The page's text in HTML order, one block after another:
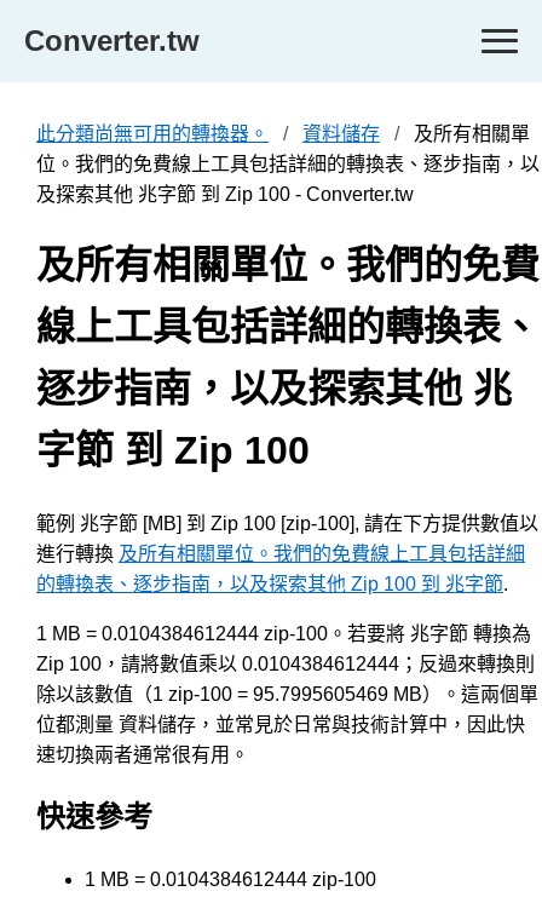
Converter.tw
此分類尚無可用的轉換器。 資料儲存
及所有相關單
位。我們的免費線上工具包括詳細的轉換表、逐步指南，以
及探索其他 兆字節 到 Zip 100 - Converter.tw
及所有相關單位。我們的免費
線上工具包括詳細的轉換表、
逐步指南，以及探索其他 兆
字節 到 Zip 100
範例 兆字節 [MB] 到 Zip 100 [zip-100], 請在下方提供數值以
進行轉換 及所有相關單位。我們的免費線上工具包括詳細
的轉換表、逐步指南，以及探索其他 Zip 100 到 兆字節.
1 MB = 0.0104384612444 zip-100。若要將 兆字節 轉換為
Zip 100，請將數值乘以 0.0104384612444；反過來轉換則
除以該數值（1 zip-100 = 95.7995605469 MB）。這兩個單
位都測量 資料儲存，並常見於日常與技術計算中，因此快
速切換兩者通常很有用。
快速參考
1 MB = 0.0104384612444 zip-100